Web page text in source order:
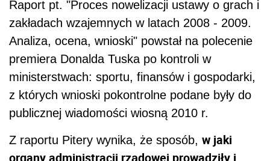
Raport pt. "Proces nowelizacji ustawy o grach i
zakładach wzajemnych w latach 2008 - 2009.
Analiza, ocena, wnioski" powstał na polecenie
premiera Donalda Tuska po kontroli w
ministerstwach: sportu, finansów i gospodarki,
z których wnioski pokontrolne podane były do
publicznej wiadomości wiosną 2010 r.
Z raportu Pitery wynika, że sposób, w jaki